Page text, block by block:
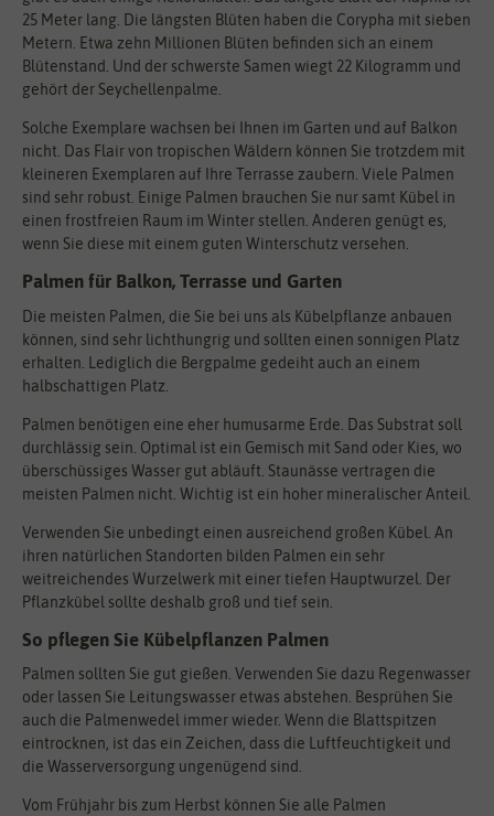
25 Meter lang. Die längsten Blüten haben die Corypha mit sieben
Metern. Etwa zehn Millionen Blüten befinden sich an einem
Blütenstand. Und der schwerste Samen wiegt 22 Kilogramm und
gehört der Seychellenpalme.
Solche Exemplare wachsen bei Ihnen im Garten und auf Balkon
nicht. Das Flair von tropischen Wäldern können Sie trotzdem mit
kleineren Exemplaren auf Ihre Terrasse zaubern. Viele Palmen
sind sehr robust. Einige Palmen brauchen Sie nur samt Kübel in
einen frostfreien Raum im Winter stellen. Anderen genügt es,
wenn Sie diese mit einem guten Winterschutz versehen.
Palmen für Balkon, Terrasse und Garten
Die meisten Palmen, die Sie bei uns als Kübelpflanze anbauen
können, sind sehr lichthungrig und sollten einen sonnigen Platz
erhalten. Lediglich die Bergpalme gedeiht auch an einem
halbschattigen Platz.
Palmen benötigen eine eher humusarme Erde. Das Substrat soll
durchlässig sein. Optimal ist ein Gemisch mit Sand oder Kies, wo
überschüssiges Wasser gut abläuft. Staunässe vertragen die
meisten Palmen nicht. Wichtig ist ein hoher mineralischer Anteil.
Verwenden Sie unbedingt einen ausreichend großen Kübel. An
ihren natürlichen Standorten bilden Palmen ein sehr
weitreichendes Wurzelwerk mit einer tiefen Hauptwurzel. Der
Pflanzkübel sollte deshalb groß und tief sein.
So pflegen Sie Kübelpflanzen Palmen
Palmen sollten Sie gut gießen. Verwenden Sie dazu Regenwasser
oder lassen Sie Leitungswasser etwas abstehen. Besprühen Sie
auch die Palmenwedel immer wieder. Wenn die Blattspitzen
eintrocknen, ist das ein Zeichen, dass die Luftfeuchtigkeit und
die Wasserversorgung ungenügend sind.
Vom Frühjahr bis zum Herbst können Sie alle Palmen